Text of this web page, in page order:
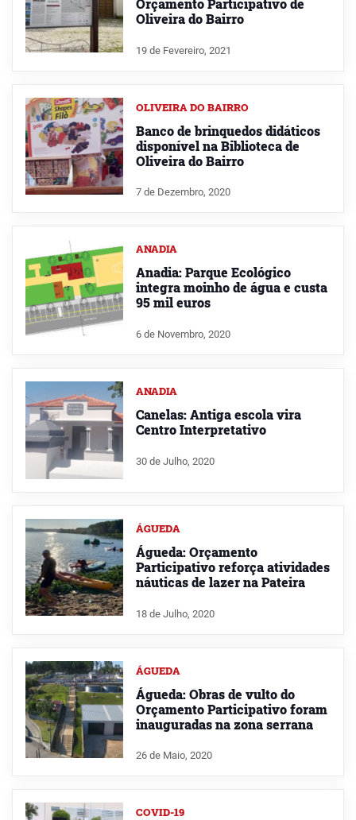
Orçamento Participativo de
Oliveira do Bairro
19 de Fevereiro, 2021
OLIVEIRA DO BAIRRO
Banco de brinquedos didáticos
disponível na Biblioteca de
Oliveira do Bairro
7 de Dezembro, 2020
ANADIA
Anadia: Parque Ecológico
integra moinho de água e custa
95 mil euros
6 de Novembro, 2020
ANADIA
Canelas: Antiga escola vira
Centro Interpretativo
30 de Julho, 2020
ÁGUEDA
Águeda: Orçamento
Participativo reforça atividades
náuticas de lazer na Pateira
18 de Julho, 2020
ÁGUEDA
Águeda: Obras de vulto do
Orçamento Participativo foram
inauguradas na zona serrana
26 de Maio, 2020
COVID-19